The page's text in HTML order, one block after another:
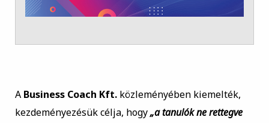
A Business Coach Kft.közleményében kiemelték,
kezdeményezésük célja, hogy„a tanulók ne rettegve